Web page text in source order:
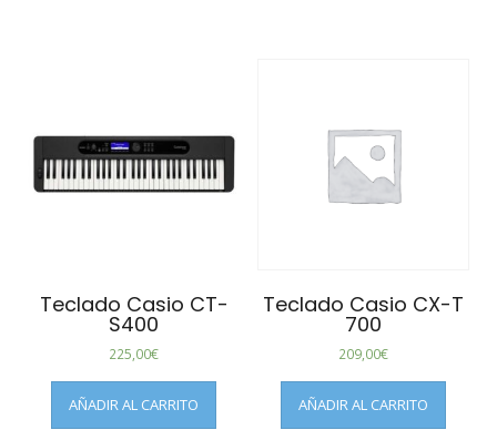
Teclado Casio CT-
S400
225,00€
AÑADIR AL CARRITO
Teclado Casio CX-T
700
209,00€
AÑADIR AL CARRITO